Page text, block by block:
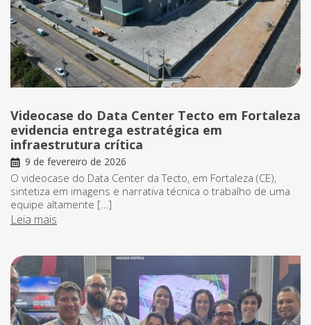
Videocase do Data Center Tecto em Fortaleza
evidencia entrega estratégica em
infraestrutura crítica
9 de fevereiro de 2026
O videocase do Data Center da Tecto, em Fortaleza (CE),
sintetiza em imagens e narrativa técnica o trabalho de uma
equipe altamente […]
Leia mais